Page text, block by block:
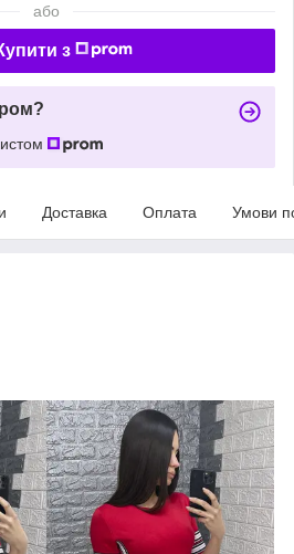
або
з
Доставка Оплата Умови